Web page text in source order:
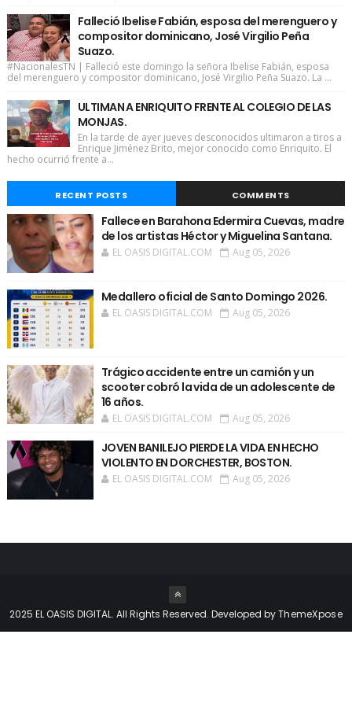
Falleció Ibelise Fabián, esposa del merenguero y
compositor dominicano, José Virgilio Peña
Suazo.
#NacionalesTN | Falleció este domingo la señora Ibelise Fabián, esposa
del merenguero y compositor dominicano, José Virgilio Peña Suazo. La ...
ULTIMAN A ENRIQUITO FRENTE AL COLEGIO DE LAS
MONJAS.
En la tarde de ayer jueves desconocidos ultimaron a tiros a
Enrique Jiménez Brito, mejor conocido como Enriquito. El
hecho ocurrió frente a...
RECENT POSTS COMMENTS
Fallece en Barahona Edermira Cuevas, madre
de los artistas Héctor y Miguelina Santana.
EL OASIS DIGITAL.COM Aug 05, 2026
Medallero oficial de Santo Domingo 2026.
EL OASIS DIGITAL.COM Aug 05, 2026
Trágico accidente entre un camión y un
scooter cobró la vida de un adolescente de
16 años.
EL OASIS DIGITAL.COM Aug 05, 2026
JOVEN BANILEJO PIERDE LA VIDA EN HECHO
VIOLENTO EN DORCHESTER, BOSTON.
EL OASIS DIGITAL.COM Aug 05, 2026
2025 EL OASIS DIGITAL. All Rights Reserved. Developed byThemeXpose